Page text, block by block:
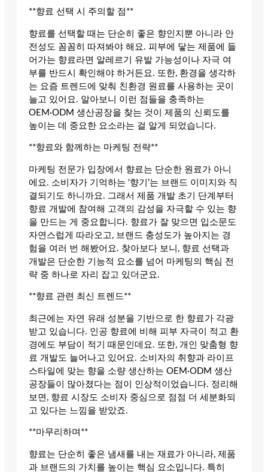
**향료 선택 시 주의할 점**
향료를 선택할 때는 단순히 좋은 향인지뿐 아니라 안
전성도 꼼꼼히 따져봐야 해요. 피부에 닿는 제품에 들
어가는 향료라면 알레르기 유발 가능성이나 자극 여
부를 반드시 확인해야 하거든요. 또한, 환경을 생각하
는 요즘 트렌드에 맞춰 친환경 원료를 사용하는 곳이
늘고 있어요. 알아보니 이런 점들을 충족하는
OEM·ODM 생산공장을 찾는 것이 제품의 신뢰도를
높이는 데 중요한 요소라는 걸 알게 되었습니다.
**향료와 함께하는 마케팅 전략**
마케팅 전문가 입장에서 향료는 단순한 원료가 아니
에요. 소비자가 기억하는 ‘향기’는 브랜드 이미지와 직
결되기도 하니까요. 그래서 제품 개발 초기 단계부터
향료 개발에 참여해 고객의 감성을 자극할 수 있는 향
을 만드는 게 중요합니다. 향료가 잘 맞으면 입소문도
자연스럽게 따라오고, 브랜드 충성도가 높아지는 경
험을 여러 번 해봤어요. 찾아보다 보니, 향료 선택과
개발은 단순한 기능적 요소를 넘어 마케팅의 핵심 전
략 중 하나로 자리 잡고 있더군요.
**향료 관련 최신 트렌드**
최근에는 자연 유래 성분을 기반으로 한 향료가 각광
받고 있습니다. 인공 향료에 비해 피부 자극이 적고 환
경에도 부담이 적기 때문인데요. 또한, 개인 맞춤형 향
료 개발도 늘어나고 있어요. 소비자의 취향과 라이프
스타일에 맞는 향을 소량 생산하는 OEM·ODM 생산
공장들이 많아졌다는 점이 인상적이었습니다. 정리해
보면, 향료 시장도 소비자 중심으로 점점 더 세분화되
고 있다는 느낌을 받았죠.
**마무리하며**
향료는 단순히 좋은 냄새를 내는 재료가 아니라, 제품
과 브랜드의 가치를 높이는 핵심 요소입니다. 특히